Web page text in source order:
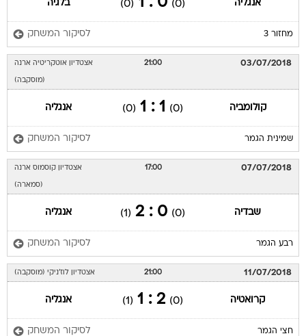
אנגליה (0)
(0) בלגיה
מחזור 3 לסיקור המשחק
03/07/2018
21:00 אצטדיון אוטקריטיה ארנה
(מוסקבה)
קולומביה (0)
1 : 1
(0) אנגליה
שמינית הגמר לסיקור המשחק
07/07/2018
17:00 אצטדיון קוסמוס ארנה
(סמארה)
שבדיה (0)
0 : 2
(1) אנגליה
רבע הגמר לסיקור המשחק
11/07/2018
21:00 אצטדיון לוז'ניקי (מוסקבה)
קרואטיה (0)
2 : 1
(1) אנגליה
חצי הגמר לסיקור המשחק